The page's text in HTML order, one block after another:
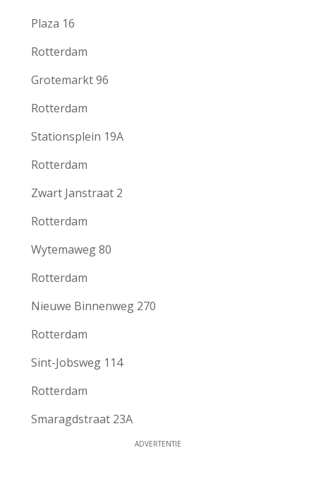
Plaza 16
Rotterdam
Grotemarkt 96
Rotterdam
Stationsplein 19A
Rotterdam
Zwart Janstraat 2
Rotterdam
Wytemaweg 80
Rotterdam
Nieuwe Binnenweg 270
Rotterdam
Sint-Jobsweg 114
Rotterdam
Smaragdstraat 23A
ADVERTENTIE